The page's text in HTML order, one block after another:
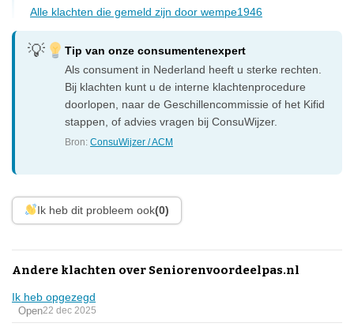
Alle klachten die gemeld zijn door wempe1946
Tip van onze consumentenexpert
Als consument in Nederland heeft u sterke rechten.
Bij klachten kunt u de interne klachtenprocedure
doorlopen, naar de Geschillencommissie of het Kifid
stappen, of advies vragen bij ConsuWijzer.
Bron:ConsuWijzer / ACM
Ik heb dit probleem ook(0)
Andere klachten over Seniorenvoordeelpas.nl
Ik heb opgezegd
Open22 dec 2025